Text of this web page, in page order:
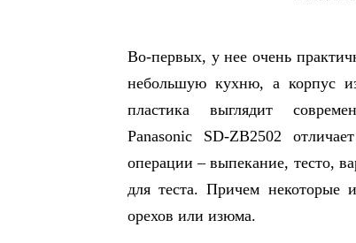
Во-первых, у нее очень
небольшую кухню, а корпус
пластика выглядит
Panasonic SD-ZB2502
операции – выпекание, тесто,
для теста. Причем некоторые
орехов или изюма.